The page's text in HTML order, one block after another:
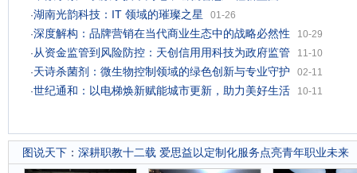
·湖南光韵科技：IT 领域的璀璨之星
01-26
·深度解构：品牌营销在当代商业生态中的战略必然性
10-29
· 从资金监管到风险防控：天创信用用科技为政府监管
11-10
·天诗杀菌剂：微生物控制领域的绿色创新与专业守护
02-11
·世纪通和：以电梯焕新赋能城市更新，助力美好生活 10-11
图说天下 ： 深耕职教十二载 爱思益以定制化服务点亮青年职业未来